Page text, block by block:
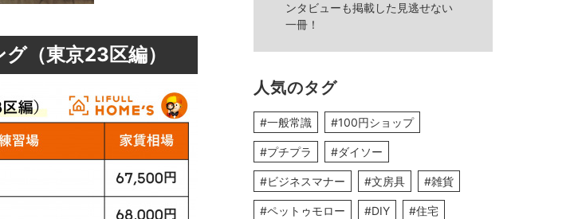
（東京23区編）
ンタビューも掲載した見逃せない
一冊！
人気のタグ
#一般常識 #100円ショップ
#プチプラ #ダイソー
#ビジネスマナー #文房具 #雑貨
#ペットゥモロー #DIY #住宅